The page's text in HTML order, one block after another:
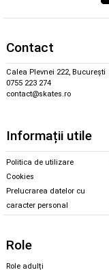
Contact
Calea Plevnei 222, București
0755 223 274
contact@skates.ro
Informații utile
Politica de utilizare
Cookies
Prelucrarea datelor cu
caracter personal
Role
Role adulți